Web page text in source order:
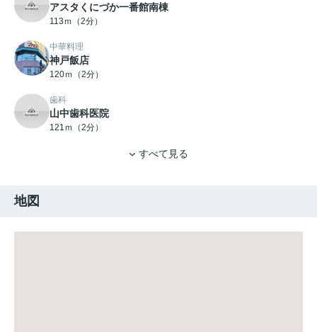
アスタくにづか一番館南棟
113ｍ（2分）
中華料理
神戸飯店
120ｍ（2分）
歯科
山中歯科医院
121ｍ（2分）
すべて見る
地図